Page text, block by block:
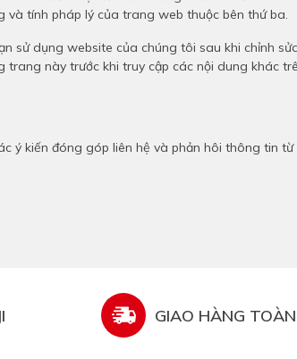
và tính pháp lý của trang web thuộc bên thứ ba.
sử dụng website của chúng tôi sau khi chỉnh
trang này trước khi truy cập các nội dung khác
ý kiến đóng góp liên hệ và phản hôi thông tin
GIAO HÀNG